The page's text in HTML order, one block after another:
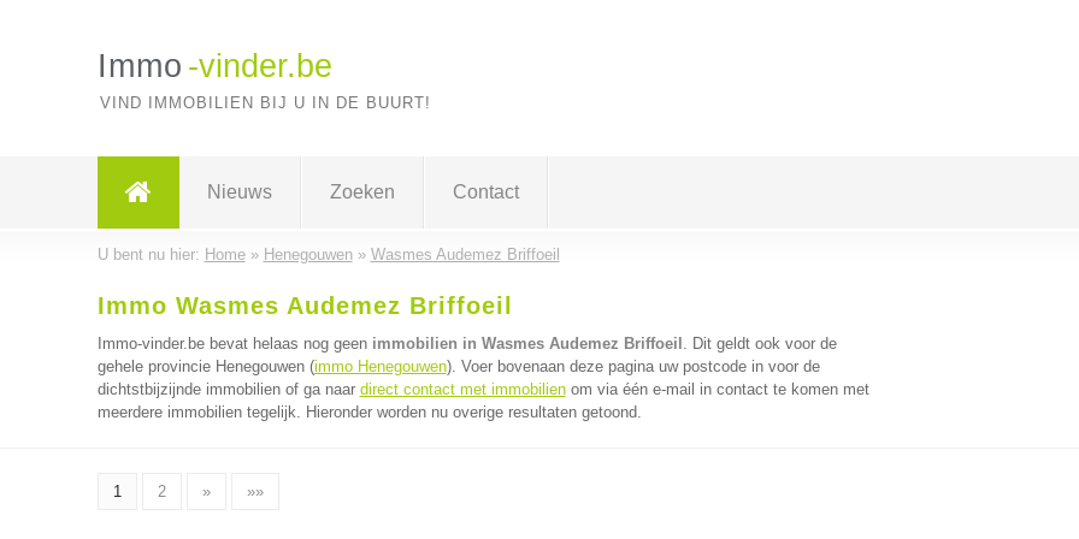
Immo -vinder.be
VIND IMMOBILIEN BIJ U IN DE BUURT!
Nieuws Zoeken Contact
U bent nu hier: Home» Henegouwen» Wasmes Audemez Briffoeil
Immo Wasmes Audemez Briffoeil
Immo-vinder.be bevat helaas nog geen immobilien in Wasmes Audemez Briffoeil . Dit geldt ook voor de
gehele provincie Henegouwen (immo Henegouwen). Voer bovenaan deze pagina uw postcode in voor de
dichtstbijzijnde immobilien of ga naar direct contact met immobilienom via één e-mail in contact te komen met
meerdere immobilien tegelijk. Hieronder worden nu overige resultaten getoond.
1 2 » »»